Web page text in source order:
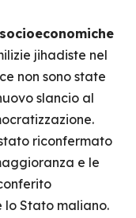
jihadiste nel
non sono state
slancio al
riconfermato
e le
Stato maliano.